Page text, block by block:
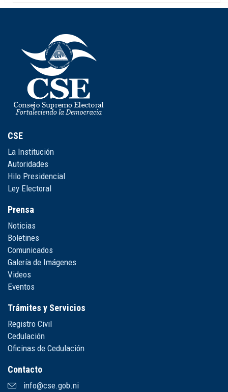
CSE
La Institución
Autoridades
Hilo Presidencial
Ley Electoral
Prensa
Noticias
Boletines
Comunicados
Galería de Imágenes
Videos
Eventos
Trámites y Servicios
Registro Civil
Cedulación
Oficinas de Cedulación
Contacto
info@cse.gob.ni